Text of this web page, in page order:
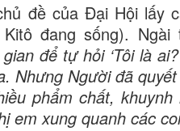
đề của Đại Hội lấy
đang sống). Ngài
để tự hỏi ‘Tôi là
Nhưng Người đã
phẩm chất,
em xung quanh các